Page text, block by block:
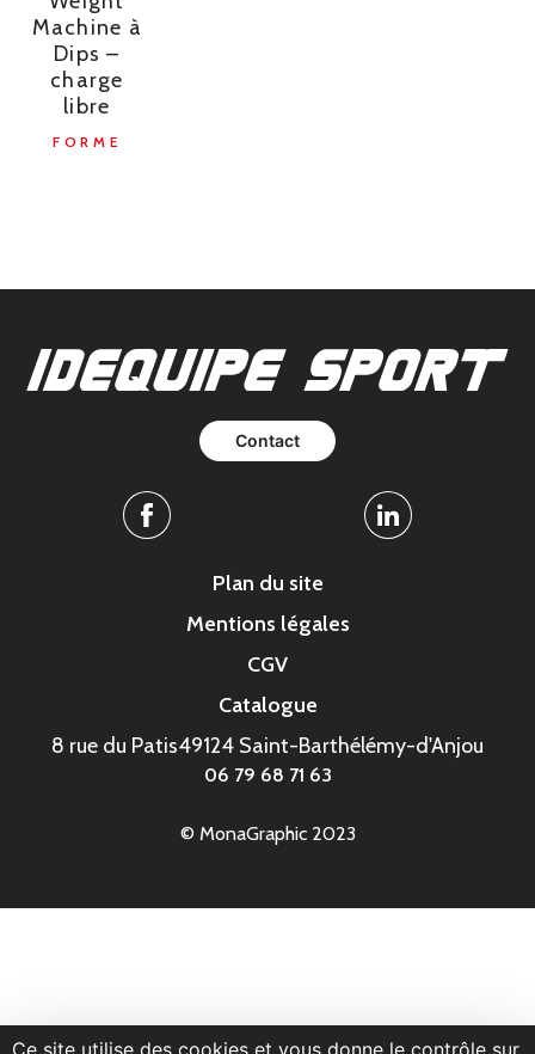
Machine à
Dips –
charge
libre
FORME
Contact
Facebook Linkedin
Plan du site
Mentions légales
CGV
Catalogue
8 rue du Patis49124 Saint-Barthélémy-d'Anjou
06 79 68 71 63
© MonaGraphic 2023
Ce site utilise des cookies et vous donne le contrôle sur